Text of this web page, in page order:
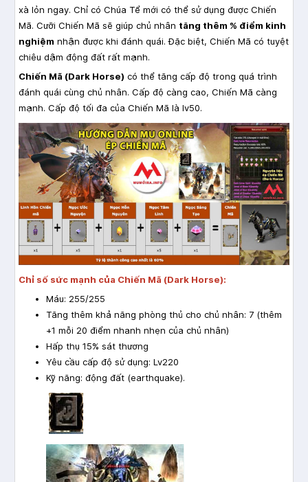
xà lỏn ngay. Chỉ có Chúa Tể mới có thể sử dụng được Chiến
Mã. Cưỡi Chiến Mã sẽ giúp chủ nhân tăng thêm % điểm kinh
nghiệm nhận được khi đánh quái. Đặc biệt, Chiến Mã có tuyệt
chiêu dậm động đất rất mạnh.
Chiến Mã (Dark Horse) có thể tăng cấp độ trong quá trình
đánh quái cùng chủ nhân. Cấp độ càng cao, Chiến Mã càng
mạnh. Cấp độ tối đa của Chiến Mã là lv50.
Chỉ số sức mạnh của Chiến Mã (Dark Horse):
Máu: 255/255
Tăng thêm khả năng phòng thủ cho chủ nhân: 7 (thêm
+1 mỗi 20 điểm nhanh nhẹn của chủ nhân)
Hấp thụ 15% sát thương
Yêu cầu cấp độ sử dụng: Lv220
Kỹ năng: động đất (earthquake).